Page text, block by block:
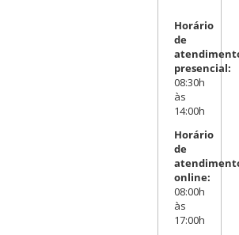
Horário
de
presencial:
08:30h
às
14:00h
Horário
de
online:
08:00h
às
17:00h